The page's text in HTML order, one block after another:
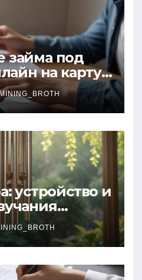
займа под
на карту
офис: порядок,
документы
устройство и